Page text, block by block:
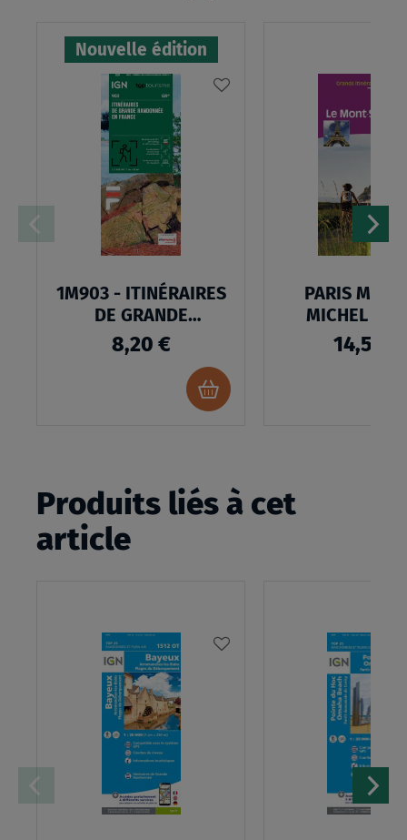
Nouvelle édition
1M903 - ITINÉRAIRES
DE GRANDE
RANDONNÉE EN
FRANCE
8,20 €
Ajouter
au
PARIS
MICHEL A
14,50 €
Produits liés à cet
article